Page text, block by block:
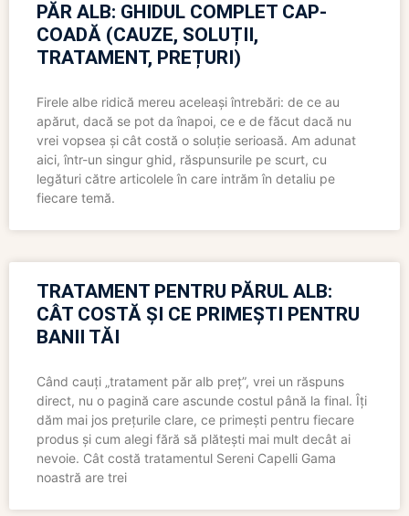
PĂR ALB: GHIDUL COMPLET CAP-
COADĂ (CAUZE, SOLUȚII,
TRATAMENT, PREȚURI)
Firele albe ridică mereu aceleași întrebări: de ce au
apărut, dacă se pot da înapoi, ce e de făcut dacă nu
vrei vopsea și cât costă o soluție serioasă. Am adunat
aici, într-un singur ghid, răspunsurile pe scurt, cu
legături către articolele în care intrăm în detaliu pe
fiecare temă.
TRATAMENT PENTRU PĂRUL ALB:
CÂT COSTĂ ȘI CE PRIMEȘTI PENTRU
BANII TĂI
Când cauți „tratament păr alb preț”, vrei un răspuns
direct, nu o pagină care ascunde costul până la final. Îți
dăm mai jos prețurile clare, ce primești pentru fiecare
produs și cum alegi fără să plătești mai mult decât ai
nevoie. Cât costă tratamentul Sereni Capelli Gama
noastră are trei